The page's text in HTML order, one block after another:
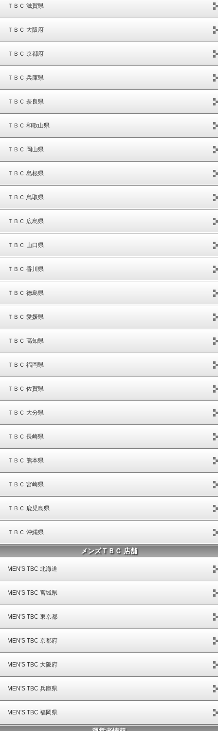
ＴＢＣ 滋賀県
ＴＢＣ 大阪府
ＴＢＣ 京都府
ＴＢＣ 兵庫県
ＴＢＣ 奈良県
ＴＢＣ 和歌山県
ＴＢＣ 岡山県
ＴＢＣ 島根県
ＴＢＣ 鳥取県
ＴＢＣ 広島県
ＴＢＣ 山口県
ＴＢＣ 香川県
ＴＢＣ 徳島県
ＴＢＣ 愛媛県
ＴＢＣ 高知県
ＴＢＣ 福岡県
ＴＢＣ 佐賀県
ＴＢＣ 大分県
ＴＢＣ 長崎県
ＴＢＣ 熊本県
ＴＢＣ 宮崎県
ＴＢＣ 鹿児島県
ＴＢＣ 沖縄県
メンズＴＢＣ 店舗
MEN'S TBC 北海道
MEN'S TBC 宮城県
MEN'S TBC 東京都
MEN'S TBC 京都府
MEN'S TBC 大阪府
MEN'S TBC 兵庫県
MEN'S TBC 福岡県